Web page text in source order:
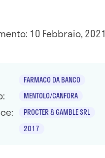
10 Febbraio, 2021
FARMACO DA BANCO
MENTOLO/CANFORA
PROCTER & GAMBLE SRL
2017